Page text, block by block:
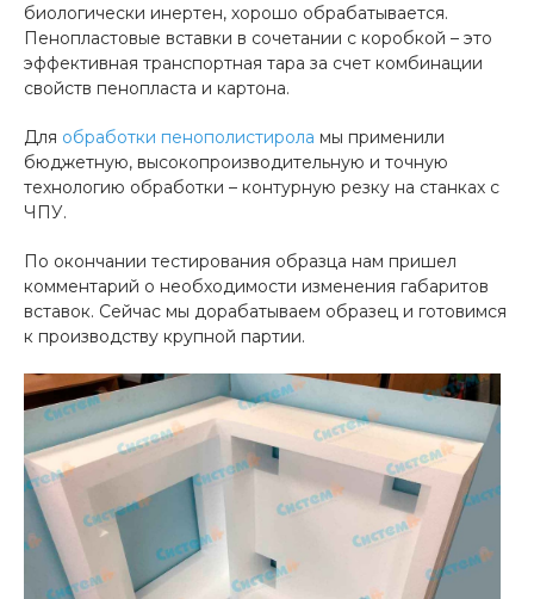
биологически инертен, хорошо обрабатывается.
Пенопластовые вставки в сочетании с коробкой – это
эффективная транспортная тара за счет комбинации
свойств пенопласта и картона.
Для обработки пенополистирола мы применили
бюджетную, высокопроизводительную и точную
технологию обработки – контурную резку на станках с
ЧПУ.
По окончании тестирования образца нам пришел
комментарий о необходимости изменения габаритов
вставок. Сейчас мы дорабатываем образец и готовимся
к производству крупной партии.